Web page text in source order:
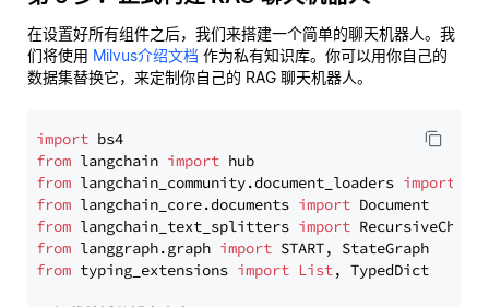
在设置好所有组件之后，我们来搭建一个简单的聊天机器人。我
们将使用 Milvus介绍文档 作为私有知识库。你可以用你自己的
数据集替换它，来定制你自己的 RAG 聊天机器人。
import
from langchain import
from langchain_community.document_loaders import
from langchain_core.documents import
from langchain_text_splitters import
from langgraph.graph import
from typing_extensions import List, TypedDict